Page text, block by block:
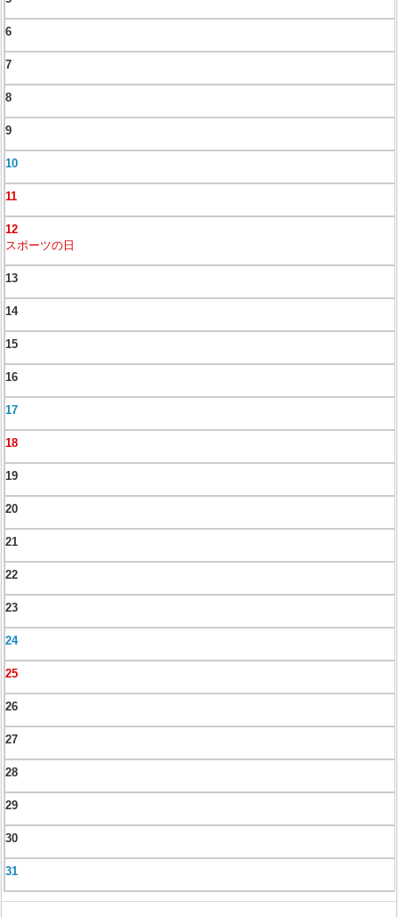
6
7
8
9
10
11
12
スポーツの日
13
14
15
16
17
18
19
20
21
22
23
24
25
26
27
28
29
30
31